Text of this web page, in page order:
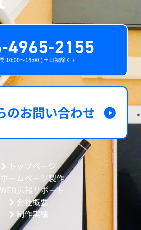
トップページ
ホームページ製作
WEB広報サポート
会社概要
制作実績